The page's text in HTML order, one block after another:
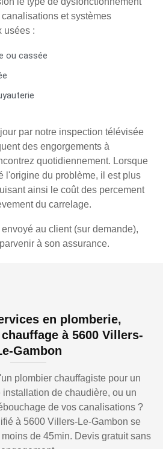
et systèmes
usées :
ou cassée
par notre inspection télévisée
des engorgements à
quotidiennement. Lorsque
l'origine du problème, il est plus
ainsi le coût des percement
du carrelage.
au client (sur demande),
à son assurance.
en plomberie,
à 5600 Villers-
Gambon
plombier chauffagiste pour un
de chaudière, ou un
de vos canalisations ?
à 5600 Villers-Le-Gambon se
de 45min. Devis gratuit sans